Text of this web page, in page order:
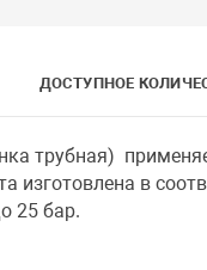
ДОСТУПНОЕ
трубная)
изготовлена в
25 бар.